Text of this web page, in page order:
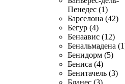
Пенедес (1)
Барселона (42)
Бегур (4)
Бенаавис (12)
Бенальмадена
Бенидорм (5)
Бениса (4)
Бенитачель (3)
Бланес (3)